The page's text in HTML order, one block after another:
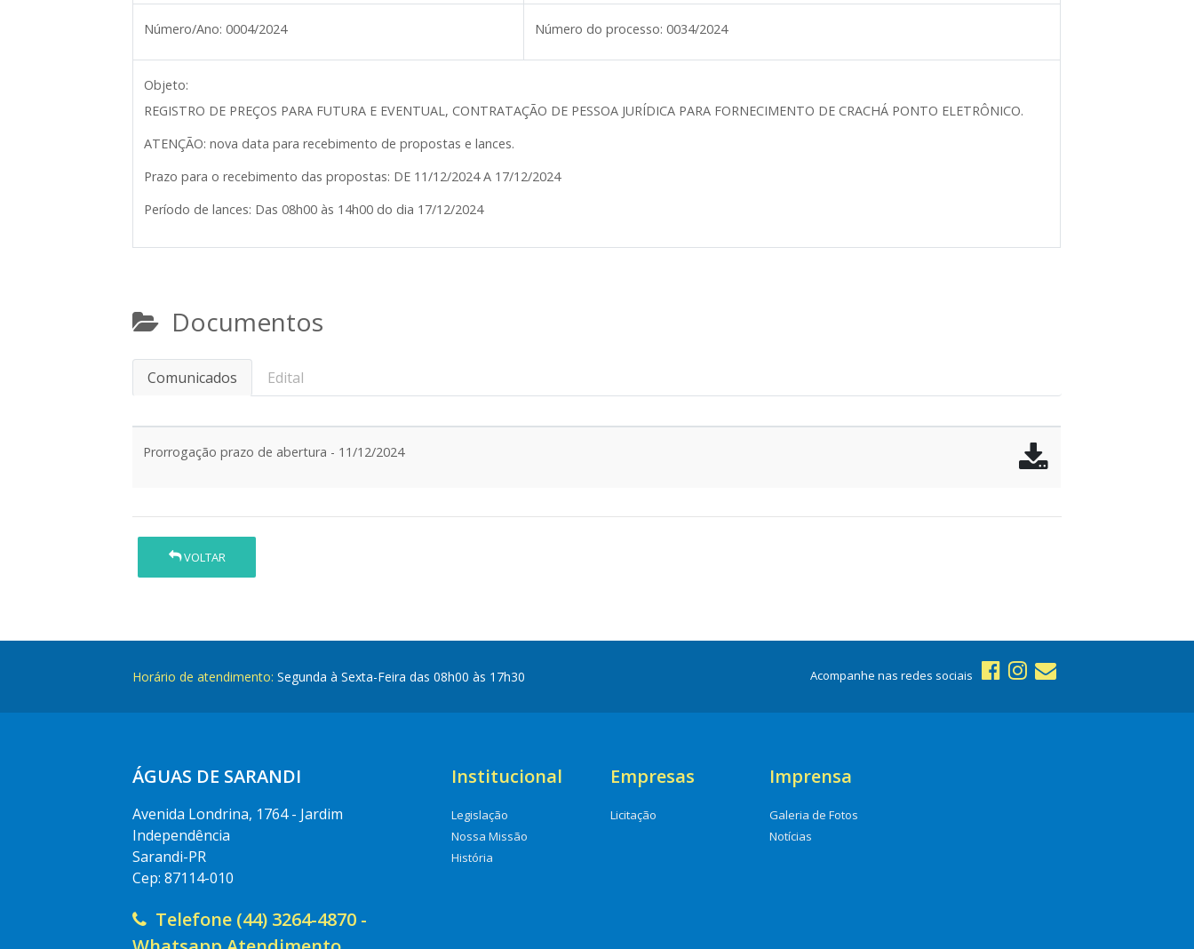
Número/Ano: 0004/2024 Número do processo: 0034/2024
Objeto:
REGISTRO DE PREÇOS PARA FUTURA E EVENTUAL, CONTRATAÇÃO DE PESSOA JURÍDICA PARA FORNECIMENTO DE CRACHÁ PONTO ELETRÔNICO.
ATENÇÃO: nova data para recebimento de propostas e lances.
Prazo para o recebimento das propostas: DE 11/12/2024 A 17/12/2024
Período de lances: Das 08h00 às 14h00 do dia 17/12/2024
Documentos
Comunicados Edital
Prorrogação prazo de abertura - 11/12/2024
VOLTAR
Horário de atendimento: Segunda à Sexta-Feira das 08h00 às 17h30 Acompanhe nas redes sociais
ÁGUAS DE SARANDI
Avenida Londrina, 1764 - Jardim
Independência
Sarandi-PR
Cep: 87114-010
Telefone (44) 3264-4870 -
Institucional
Legislação
Nossa Missão
História
Empresas
Licitação
Imprensa
Galeria de Fotos
Notícias